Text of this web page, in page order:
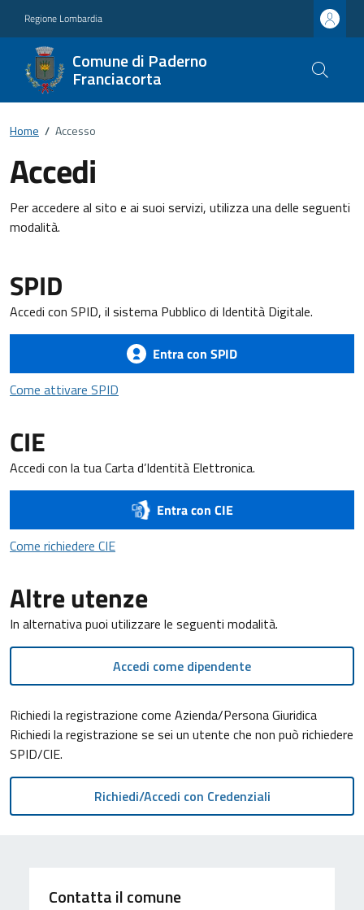
Regione Lombardia
Comune di Paderno
Franciacorta
Home / Accesso
Accedi
Per accedere al sito e ai suoi servizi, utilizza una delle seguenti
modalità.
SPID
Accedi con SPID, il sistema Pubblico di Identità Digitale.
Entra con SPID
Come attivare SPID
CIE
Accedi con la tua Carta d’Identità Elettronica.
Entra con CIE
Come richiedere CIECome richiedere CIE
Altre utenze
In alternativa puoi utilizzare le seguenti modalità.
Accedi come dipendente
Richiedi la registrazione come Azienda/Persona Giuridica
Richiedi la registrazione se sei un utente che non può richiedere
SPID/CIE.
Contatta il comune